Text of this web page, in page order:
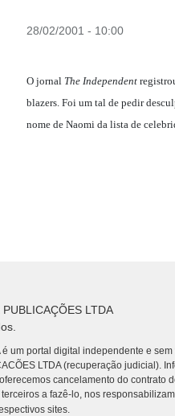
28/02/2001 - 10:00
O jornal The Independent
blazers. Foi um tal de pedir
nome de Naomi da lista de
LTDA
é um portal digital independente e
LTDA (recuperação judicial).
cancelamento do contrato
a fazê-lo, nos
sites.